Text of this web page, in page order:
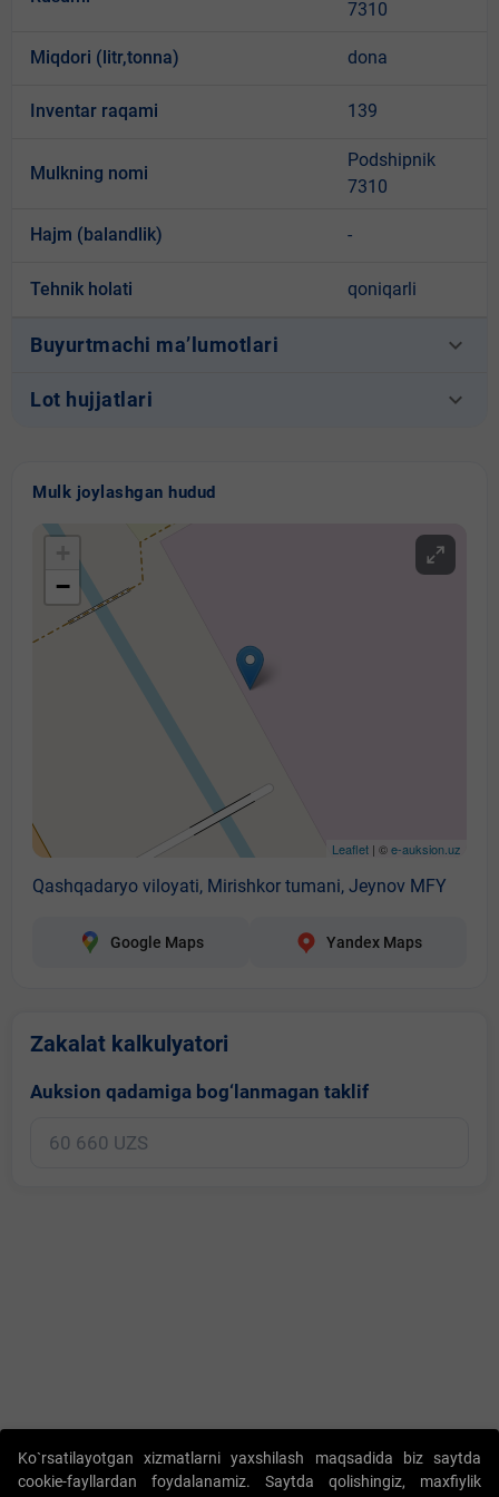
7310
Miqdori (litr,tonna) dona
Inventar raqami 139
Mulkning nomi
Podshipnik
7310
Hajm (balandlik) -
Tehnik holati qoniqarli
Buyurtmachi ma’lumotlari keyboard_arrow_down
Lot hujjatlari keyboard_arrow_down
Mulk joylashgan hudud
−
Leaflet | ©e-auksion.uz
Qashqadaryo viloyati, Mirishkor tumani, Jeynov MFY
Google Maps Yandex Maps
Zakalat kalkulyatori
Auksion qadamiga bog‘lanmagan taklif
Copyright © 2017-2026. "Elektron onlayn-auksionlarni tashkil etish"
AJ. Barcha huquqlar himoyalangan
Ko`rsatilayotgan xizmatlarni yaxshilash maqsadida biz saytda
cookie-fayllardan foydalanamiz. Saytda qolishingiz, maxfiylik